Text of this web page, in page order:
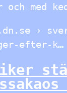
och med
›
efter-k…